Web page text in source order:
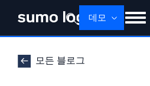
데모
제품 솔루션
모든 블로그